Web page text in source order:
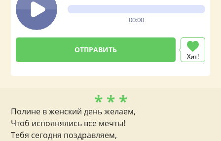
00:00
Хит!
* * *
Полине в женский день желаем,
Чтоб исполнялись все мечты!
Тебя сегодня поздравляем,